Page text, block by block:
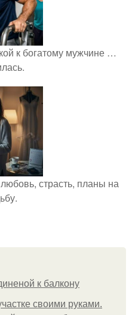
к богатому мужчине …
страсть, планы на
к балкону
своими руками.